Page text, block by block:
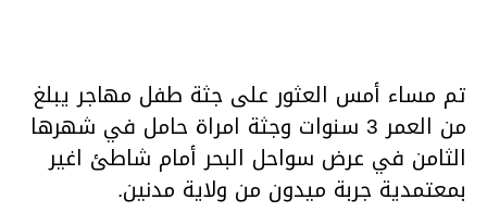
تم مساء أمس العثور على جثة طفل مهاجر يبلغ
من العمر 3 سنوات وجثة امراة حامل في شهرها
الثامن في عرض سواحل البحر أمام شاطئ اغير
بمعتمدية جربة ميدون من ولاية مدنين.